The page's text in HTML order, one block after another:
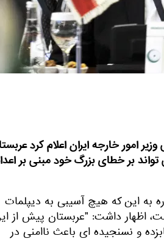
امور خارجه ایران اعلام کرد
بر خطای بزرگ خود مبنی بر
به این که هیچ آسیبی به دیپلمات
اظهار داشت: "عربستان پیش از
و نسنجیده ای باعث ناامنی در